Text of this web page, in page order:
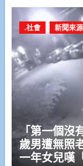
.社會 新聞來
「第一個沒
歲男遭無照
一年女兒嘆